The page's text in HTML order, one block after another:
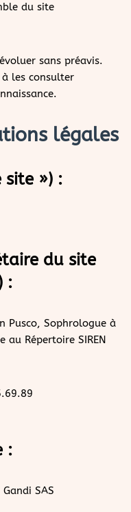
du site
sans préavis.
les consulter
légales
») :
du site
:
Pusco, Sophrologue à
Répertoire SIREN
:
SAS